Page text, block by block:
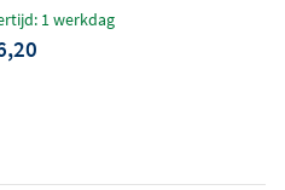
1 werkdag